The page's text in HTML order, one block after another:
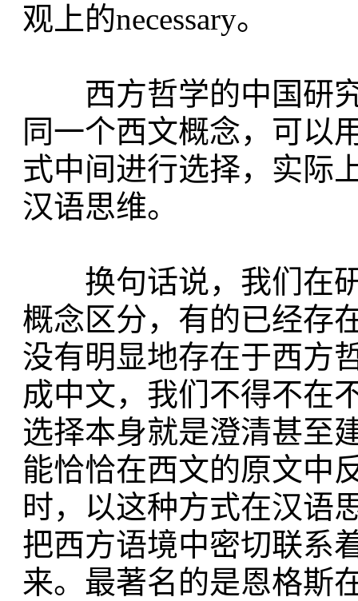
观上的necessary。
西方哲学的中国研究
同一个西文概念，可以
式中间进行选择，实际
汉语思维。
换句话说，我们在研
概念区分，有的已经存
没有明显地存在于西方
成中文，我们不得不在
选择本身就是澄清甚至
能恰恰在西文的原文中
时，以这种方式在汉语
把西方语境中密切联系
来。最著名的是恩格斯